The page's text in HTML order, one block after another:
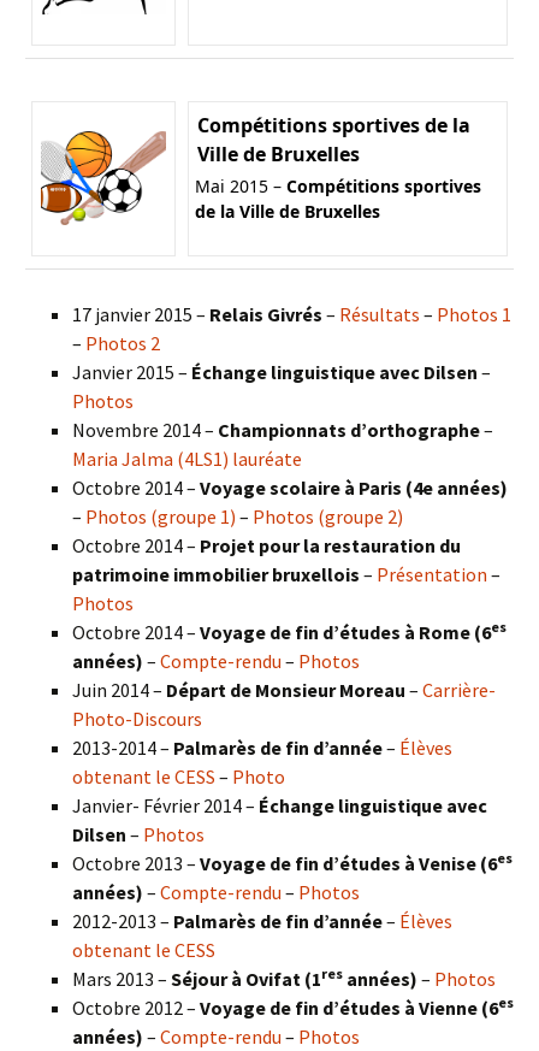
Compétitions sportives de la
Ville de Bruxelles
Mai 2015 – Compétitions sportives
de la Ville de Bruxelles
17 janvier 2015 – Relais Givrés – Résultats – Photos 1
– Photos 2
Janvier 2015 – Échange linguistique avec Dilsen –
Photos
Novembre 2014 – Championnats d’orthographe–
Maria Jalma (4LS1) lauréate
Octobre 2014 – Voyage scolaire à Paris (4e années)
– Photos (groupe 1) – Photos (groupe 2)
Octobre 2014 – Projet pour la restauration du
patrimoine immobilier bruxellois – Présentation –
Photos
Octobre 2014 – Voyage de fin d’études à Rome (6es
années) – Compte-rendu – Photos
Juin 2014 – Départ de Monsieur Moreau – Carrière-
Photo-Discours
2013-2014 – Palmarès de fin d’année– Élèves
obtenant le CESS – Photo
Janvier- Février 2014 – Échange linguistique avec
Dilsen – Photos
Octobre 2013 – Voyage de fin d’études à Venise (6es
années) – Compte-rendu – Photos
2012-2013 – Palmarès de fin d’année– Élèves
obtenant le CESS
Mars 2013 – Séjour à Ovifat (1res années) – Photos
Octobre 2012 – Voyage de fin d’études à Vienne (6es
années) – Compte-rendu – Photos